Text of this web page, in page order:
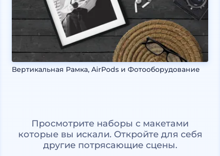
Вертикальная Рамка, AirPods и Фотооборудование
Просмотрите наборы с макетами
которые вы искали. Откройте для себя
другие потрясающие сцены.